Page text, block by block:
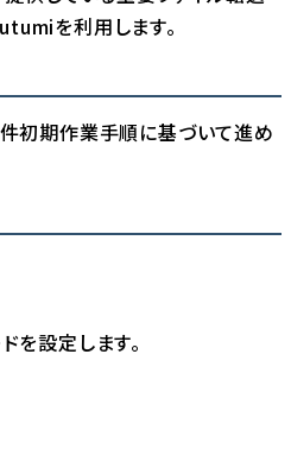
を利用します。
初期作業手順に基づいて進め
を設定します。